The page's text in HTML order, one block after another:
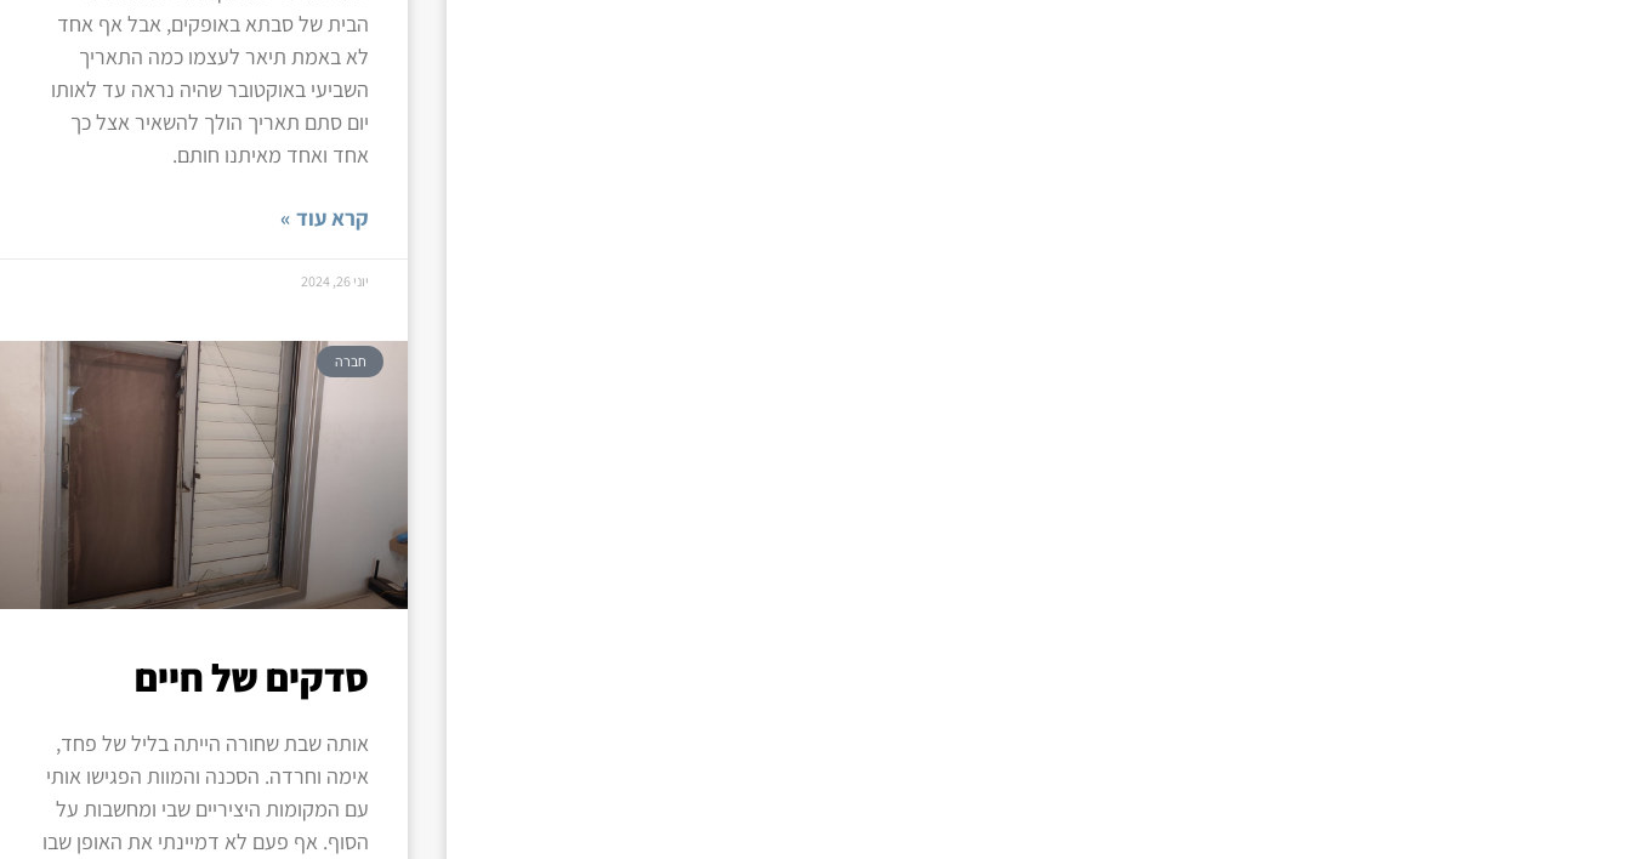
הבית של סבתא באופקים, אבל אף אחד
לא באמת תיאר לעצמו כמה התאריך
השביעי באוקטובר שהיה נראה עד לאותו
יום סתם תאריך הולך להשאיר אצל כך
אחד ואחד מאיתנו חותם.
קרא עוד »
יוני 26, 2024
חברה
סדקים של חיים
אותה שבת שחורה הייתה בליל של פחד,
אימה וחרדה. הסכנה והמוות הפגישו אותי
עם המקומות היציריים שבי ומחשבות על
הסוף. אף פעם לא דמיינתי את האופן שבו